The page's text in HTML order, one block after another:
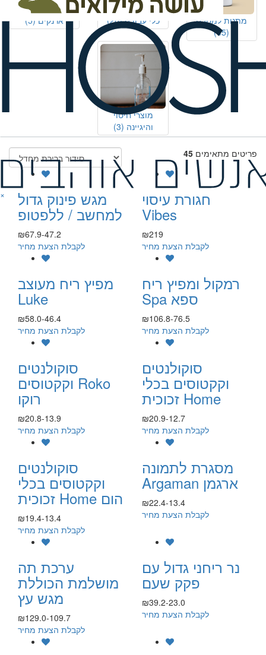
×
מתנות למטבח
(45)
כלי עבודה (20) ארנקים (5)
מוצרי חיטוי
והיגיינה (3)
45 פריטים מתאימים
חגורת עיסוי
Vibes
₪219
לקבלת הצעת מחיר
מגש פינוק גדול
למחשב / ללפטופ
₪67.9-47.2
לקבלת הצעת מחיר
רמקול ומפיץ ריח
Spa ספא
₪106.8-76.5
לקבלת הצעת מחיר
מפיץ ריח מעוצב
Luke
₪58.0-46.4
לקבלת הצעת מחיר
סוקולנטים
וקקטוסים בכלי
זכוכית Home
₪20.9-12.7
לקבלת הצעת מחיר
סוקולנטים
וקקטוסים Roko
רוקו
₪20.8-13.9
לקבלת הצעת מחיר
מסגרת לתמונה
Argaman ארגמן
₪22.4-13.4
לקבלת הצעת מחיר
סוקולנטים
וקקטוסים בכלי
זכוכית Home הום
₪19.4-13.4
לקבלת הצעת מחיר
נר ריחני גדול עם
פקק שעם
₪39.2-23.0
לקבלת הצעת מחיר
ערכת תה
מושלמת הכוללת
מגש עץ
₪129.0-109.7
לקבלת הצעת מחיר